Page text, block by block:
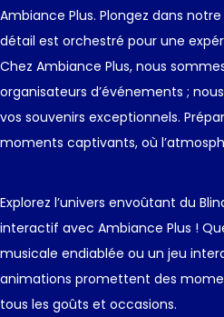
Ambiance Plus. Plongez dans
détail est orchestré pour une
Chez Ambiance Plus, nous
organisateurs d’événements ;
vos souvenirs exceptionnels.
moments captivants, où
Explorez l’univers envoûtant du
interactif avec Ambiance Plus !
musicale endiablée ou un jeu
animations promettent des
tous les goûts et occasions.